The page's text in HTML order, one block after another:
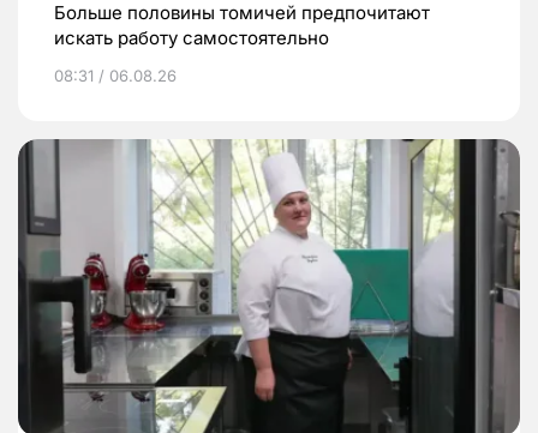
Больше половины томичей предпочитают
искать работу самостоятельно
08:31 / 06.08.26